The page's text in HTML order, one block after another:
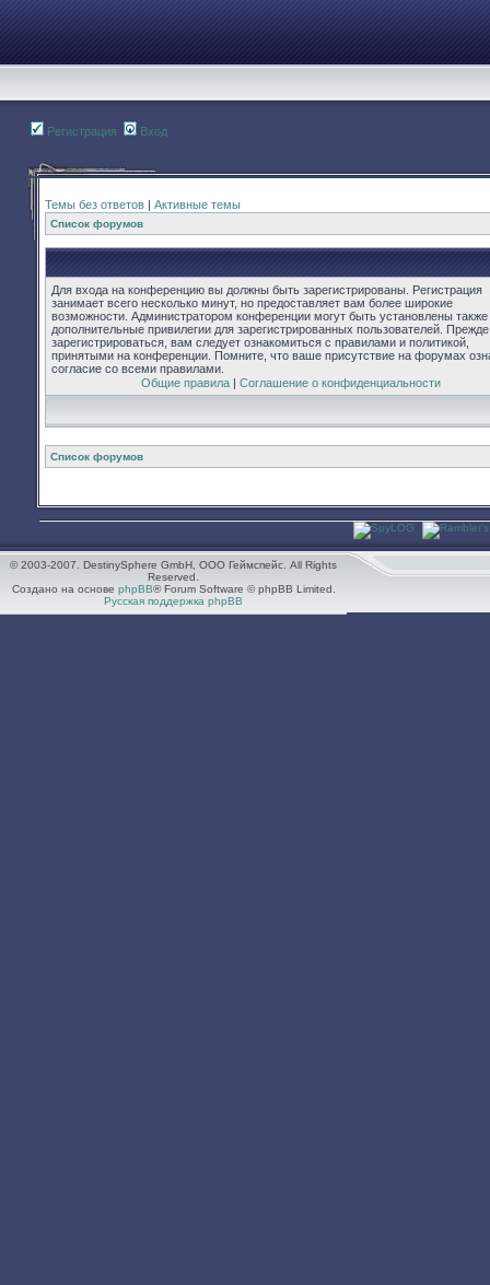
Регистрация Вход
Темы без ответов | Активные темы
Список форумов
Для входа на конференцию вы должны быть зарегистрированы. Регистрация
занимает всего несколько минут, но предоставляет вам более широкие
возможности. Администратором конференции могут быть установлены также
дополнительные привилегии для зарегистрированных пользователей.
зарегистрироваться, вам следует ознакомиться с правилами и политикой,
принятыми на конференции. Помните, что ваше присутствие на форумах
согласие со всеми правилами.
Общие правила| Соглашение о конфиденциальности
Список форумов
© 2003-2007. DestinySphere GmbH, ООО Геймспейс. All Rights
Reserved.
Создано на основе phpBB® Forum Software © phpBB Limited.
Русская поддержка phpBB